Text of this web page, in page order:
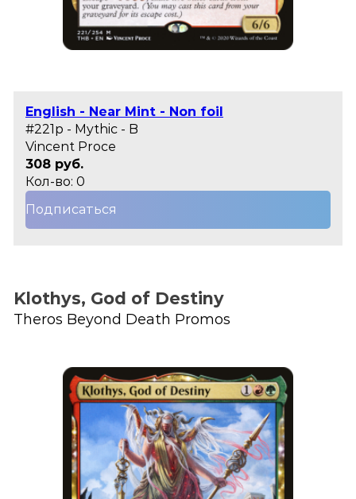
English - Near Mint - Non foil
#221p - Mythic - B
Vincent Proce
308 руб.
Кол-во: 0
Подписаться
Klothys, God of Destiny
Theros Beyond Death Promos